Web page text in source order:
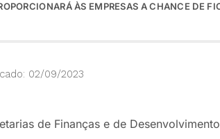
ÀS EMPRESAS A CHANCE DE
02/09/2023